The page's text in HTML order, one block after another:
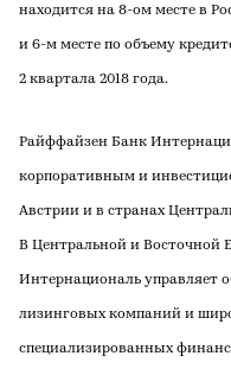
находится на 8-ом месте в
и 6-м месте по объему
2 квартала 2018 года.
Райффайзен Банк
корпоративным и
Австрии и в странах
В Центральной и Восточной
Интернациональ управляет
лизинговых компаний и
специализированных